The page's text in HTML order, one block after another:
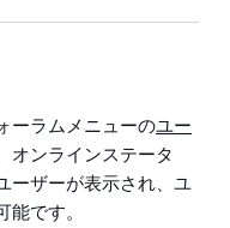
ーラムメニューのユー
オンラインステータ
ーザーが表示され、ユ
です。